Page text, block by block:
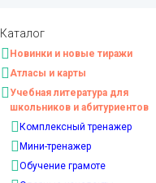
Каталог
Новинки и новые тиражи
Атласы и карты
Учебная литература для
школьников и абитуриентов
Комплексный тренажер
Мини-тренажер
Обучение грамоте